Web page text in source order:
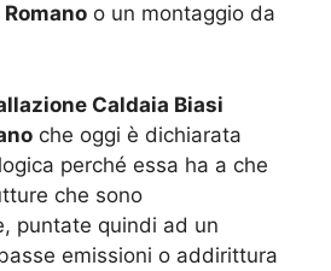
o un montaggio da
Caldaia Biasi
che oggi è dichiarata
perché essa ha a che
che sono
puntate quindi ad un
emissioni o addirittura